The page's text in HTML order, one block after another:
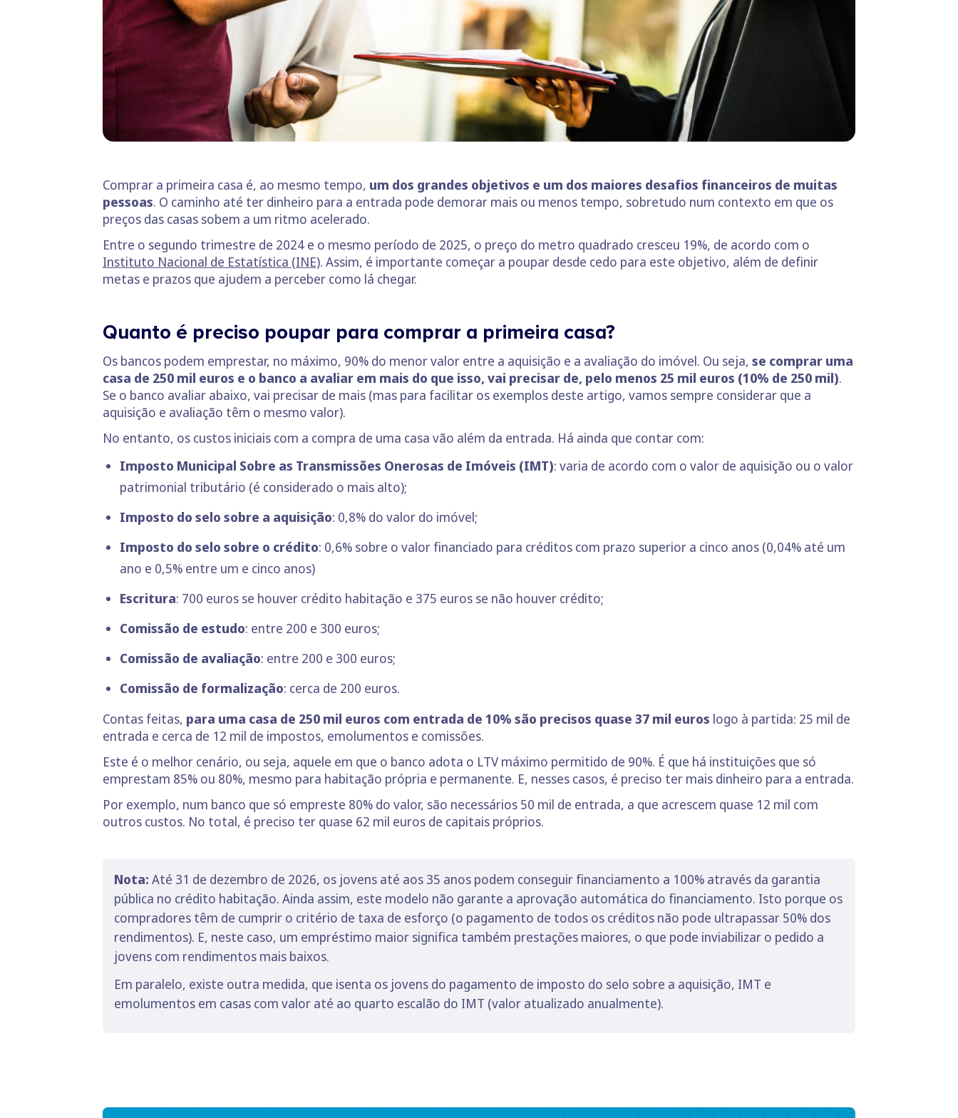
Comprar a primeira casa é, ao mesmo tempo, um dos grandes objetivos e um dos maiores desafios financeiros de muitas
pessoas. O caminho até ter dinheiro para a entrada pode demorar mais ou menos tempo, sobretudo num contexto em que os
preços das casas sobem a um ritmo acelerado.
Entre o segundo trimestre de 2024 e o mesmo período de 2025, o preço do metro quadrado cresceu 19%, de acordo com o
Instituto Nacional de Estatística (INE). Assim, é importante começar a poupar desde cedo para este objetivo, além de definir
metas e prazos que ajudem a perceber como lá chegar.
Quanto é preciso poupar para comprar a primeira casa?
Os bancos podem emprestar, no máximo, 90% do menor valor entre a aquisição e a avaliação do imóvel. Ou seja, se comprar uma
casa de 250 mil euros e o banco a avaliar em mais do que isso, vai precisar de, pelo menos 25 mil euros (10% de 250 mil).
Se o banco avaliar abaixo, vai precisar de mais (mas para facilitar os exemplos deste artigo, vamos sempre considerar que a
aquisição e avaliação têm o mesmo valor).
No entanto, os custos iniciais com a compra de uma casa vão além da entrada. Há ainda que contar com:
Imposto Municipal Sobre as Transmissões Onerosas de Imóveis (IMT): varia de acordo com o valor de aquisição ou o valor
patrimonial tributário (é considerado o mais alto);
Imposto do selo sobre a aquisição: 0,8% do valor do imóvel;
Imposto do selo sobre o crédito: 0,6% sobre o valor financiado para créditos com prazo superior a cinco anos (0,04% até um
ano e 0,5% entre um e cinco anos)
Escritura: 700 euros se houver crédito habitação e 375 euros se não houver crédito;
Comissão de estudo: entre 200 e 300 euros;
Comissão de avaliação: entre 200 e 300 euros;
Comissão de formalização: cerca de 200 euros.
Contas feitas, para uma casa de 250 mil euros com entrada de 10% são precisos quase 37 mil euros logo à partida: 25 mil de
entrada e cerca de 12 mil de impostos, emolumentos e comissões.
Este é o melhor cenário, ou seja, aquele em que o banco adota o LTV máximo permitido de 90%. É que há instituições que só
emprestam 85% ou 80%, mesmo para habitação própria e permanente. E, nesses casos, é preciso ter mais dinheiro para a entrada.
Por exemplo, num banco que só empreste 80% do valor, são necessários 50 mil de entrada, a que acrescem quase 12 mil com
outros custos. No total, é preciso ter quase 62 mil euros de capitais próprios.
Nota: Até 31 de dezembro de 2026, os jovens até aos 35 anos podem conseguir financiamento a 100% através da garantia
pública no crédito habitação. Ainda assim, este modelo não garante a aprovação automática do financiamento. Isto porque os
compradores têm de cumprir o critério de taxa de esforço (o pagamento de todos os créditos não pode ultrapassar 50% dos
rendimentos). E, neste caso, um empréstimo maior significa também prestações maiores, o que pode inviabilizar o pedido a
jovens com rendimentos mais baixos.
Em paralelo, existe outra medida, que isenta os jovens do pagamento de imposto do selo sobre a aquisição, IMT e
emolumentos em casas com valor até ao quarto escalão do IMT (valor atualizado anualmente).